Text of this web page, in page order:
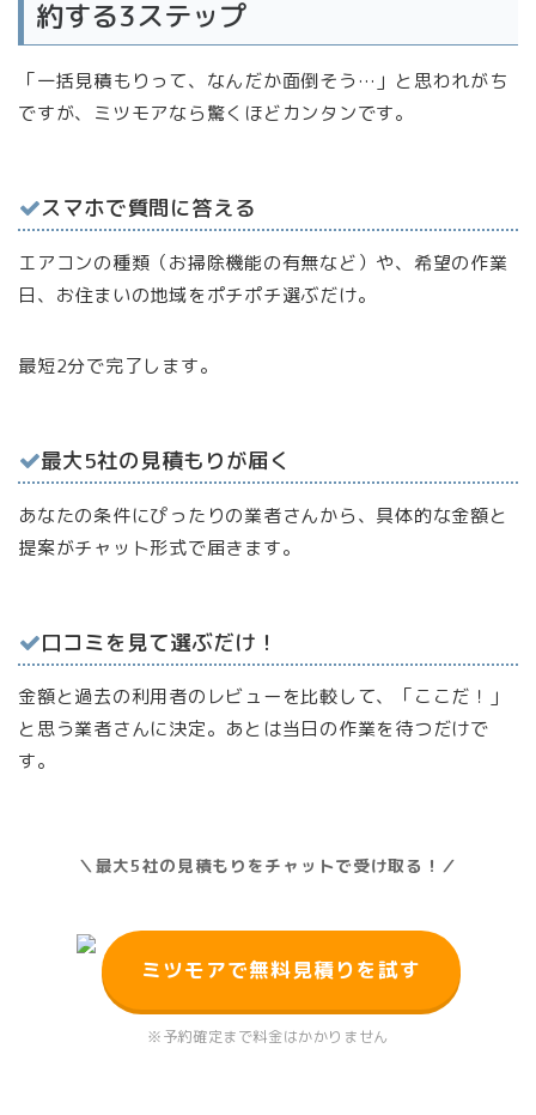
約する3ステップ
「一括見積もりって、なんだか面倒そう…」と思われがち
ですが、ミツモアなら驚くほどカンタンです。
スマホで質問に答える
エアコンの種類（お掃除機能の有無など）や、希望の作業
日、お住まいの地域をポチポチ選ぶだけ。
最短2分で完了します。
最大5社の見積もりが届く
あなたの条件にぴったりの業者さんから、具体的な金額と
提案がチャット形式で届きます。
口コミを見て選ぶだけ！
金額と過去の利用者のレビューを比較して、「ここだ！」
と思う業者さんに決定。あとは当日の作業を待つだけで
す。
＼最大5社の見積もりをチャットで受け取る！／
ミツモアで無料見積りを試す
※予約確定まで料金はかかりません